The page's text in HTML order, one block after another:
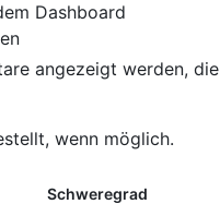
Dashboard
angezeigt werden, die
wenn möglich.
Schweregrad